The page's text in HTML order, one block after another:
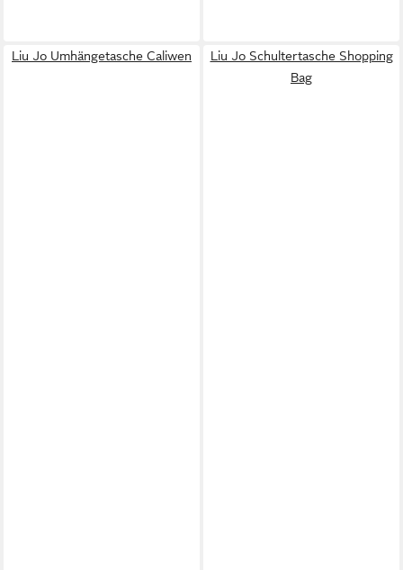
Liu Jo Umhängetasche Caliwen
Liu Jo Schultertasche Shopping
Bag